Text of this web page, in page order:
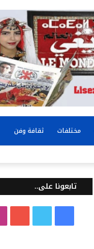
مختلفات ثقافة وفن
تابعونا على..